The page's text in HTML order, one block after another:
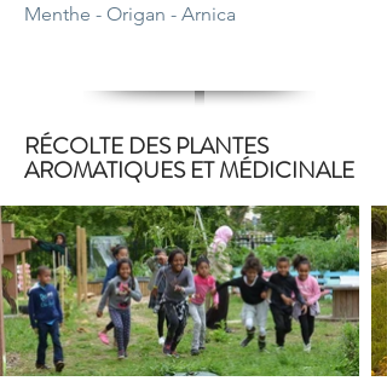
Menthe - Origan - Arnica
RÉCOLTE DES PLANTES
AROMATIQUES ET MÉDICINALE